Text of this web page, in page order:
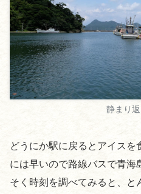
静まり
どうにか駅に戻るとアイスを
には早いので路線バスで青海
そく時刻を調べてみると、と